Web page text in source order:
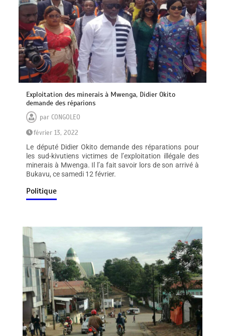
Exploitation des minerais à Mwenga, Didier Okito
demande des réparions
parCONGOLEO
février 13, 2022
Le député Didier Okito demande des réparations pour
les sud-kivutiens victimes de l’exploitation illégale des
minerais à Mwenga. Il l’a fait savoir lors de son arrivé à
Bukavu, ce samedi 12 février.
Politique